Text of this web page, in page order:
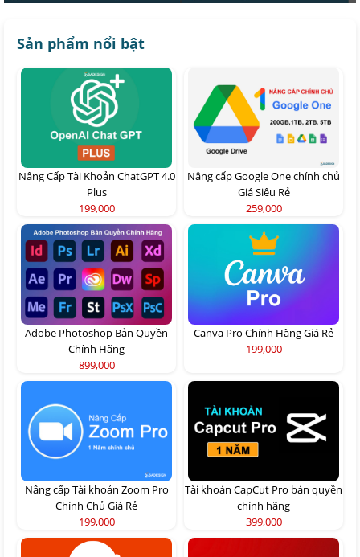
Sản phẩm nổi bật
Nâng Cấp Tài Khoản ChatGPT 4.0
Plus
199,000
Nâng cấp Google One chính chủ
Giá Siêu Rẻ
259,000
Adobe Photoshop Bản Quyền
Chính Hãng
899,000
Canva Pro Chính Hãng Giá Rẻ
199,000
Nâng cấp Tài khoản Zoom Pro
Chính Chủ Giá Rẻ
199,000
Tài khoản CapCut Pro bản quyền
chính hãng
399,000